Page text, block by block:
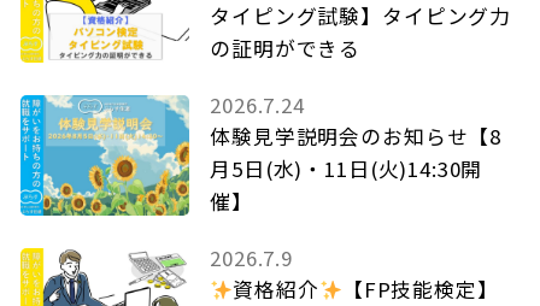
タイピング試験】タイピング力
の証明ができる
2026.7.24
体験見学説明会のお知らせ【8
月5日(水)・11日(火)14:30開
催】
2026.7.9
資格紹介
【FP技能検定】